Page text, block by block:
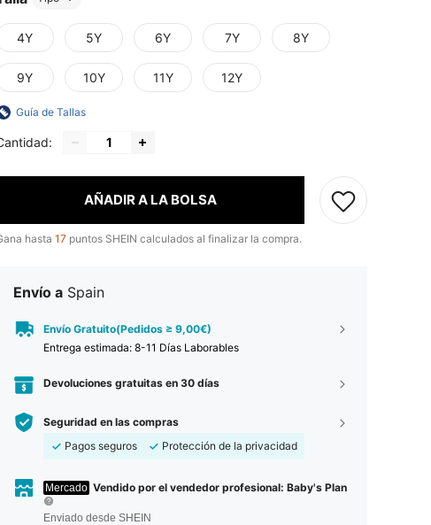
4Y 5Y 6Y 7Y 8Y
9Y 10Y 11Y 12Y
Guía de Tallas
AÑADIR A LA BOLSA
hasta 17 puntos SHEIN calculados al finalizar la compra.
Envío a Spain
Envío Gratuito(Pedidos ≥ 9,00€)
Entrega estimada: 8-11 Días Laborables
Devoluciones gratuitas en 30 días
Seguridad en las compras
Pagos seguros
Protección de la privacidad
Mercado Vendido por el vendedor profesional: Baby's Plan
Enviado desde SHEIN